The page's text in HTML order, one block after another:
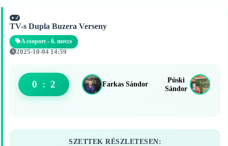
TV-s Dupla Buzera Verseny
A csoport - 6. meccs
2025-10-04 14:59
Farkas Sándor
0 : 2
Püski
Sándor
SZETTEK RÉSZLETESEN: